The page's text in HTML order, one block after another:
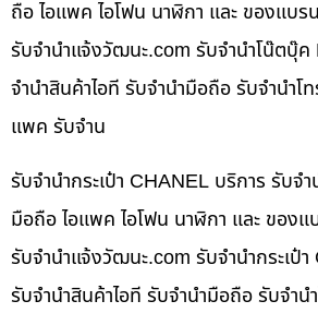
ถือ ไอแพค ไอโฟน นาฬิกา และ ของแบร
รับจํานําแจ้งวัฒนะ.com รับจำนำโน๊ตบุ๊
จำนำสินค้าไอที รับจำนำมือถือ รับจำนำโ
แพค รับจำน
รับจำนำกระเป๋า CHANEL บริการ รับจ
มือถือ ไอแพค ไอโฟน นาฬิกา และ ของ
รับจํานําแจ้งวัฒนะ.com รับจำนำกระเป๋
รับจำนำสินค้าไอที รับจำนำมือถือ รับจำน